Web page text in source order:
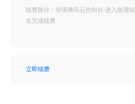
续费路径：登录腾讯云控制台-进入急需
名完成续费
立即续费